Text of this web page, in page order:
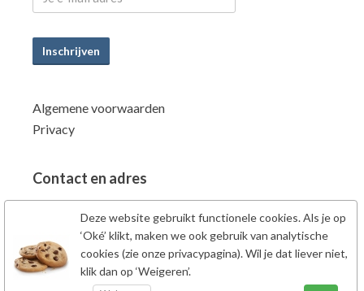
Deze website gebruikt functionele cookies. Als je op
‘Oké’ klikt, maken we ook gebruik van analytische
cookies (zie onze privacypagina). Wil je dat liever niet,
klik dan op ‘Weigeren’.
Inschrijven
Algemene voorwaarden
Privacy
Contact en adres
Power Supplements BV
Fahrenheitstraat 7
6662PZ Elst Gld
Nederland